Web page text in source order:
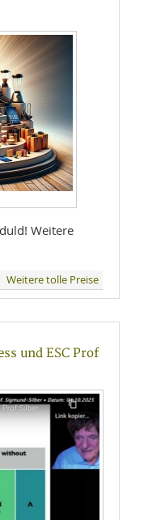
Weitere
Weitere tolle Preise
und ESC Prof